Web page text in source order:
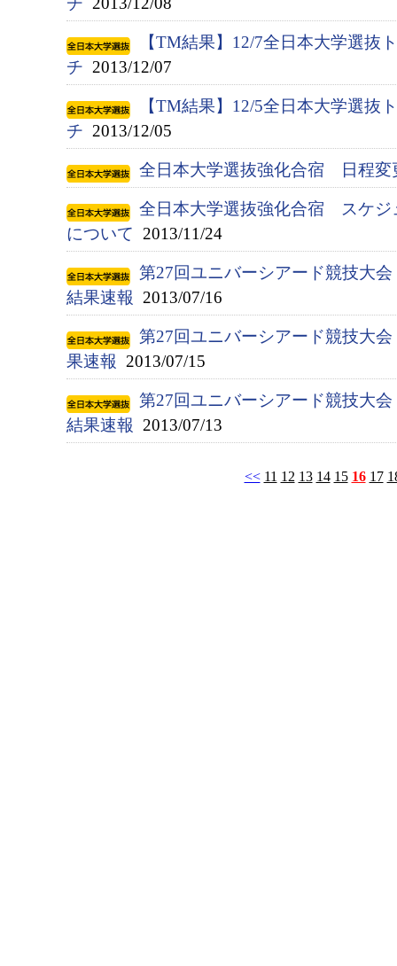
【TM結果】12/7全日本大学選抜
チ 2013/12/07
【TM結果】12/5全日本大学選抜
チ 2013/12/05
全日本大学選抜強化合宿 日程変
全日本大学選抜強化合宿 スケジ
について 2013/11/24
第27回ユニバーシアード競技大
結果速報 2013/07/16
第27回ユニバーシアード競技大
果速報 2013/07/15
第27回ユニバーシアード競技大
結果速報 2013/07/13
<< 11 12 13 14 15 16 17